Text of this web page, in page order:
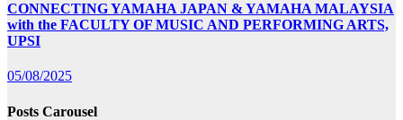
CONNECTING YAMAHA JAPAN & YAMAHA MALAYSIA
with the FACULTY OF MUSIC AND PERFORMING ARTS,
UPSI
05/08/2025
Posts Carousel